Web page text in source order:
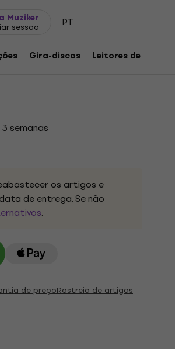
Muziker
sessão PT
Gira-discos Leitores de música
Edition) (LP)
semanas
os artigos e
de entrega. Se não
.
de preçoRastreio de artigos